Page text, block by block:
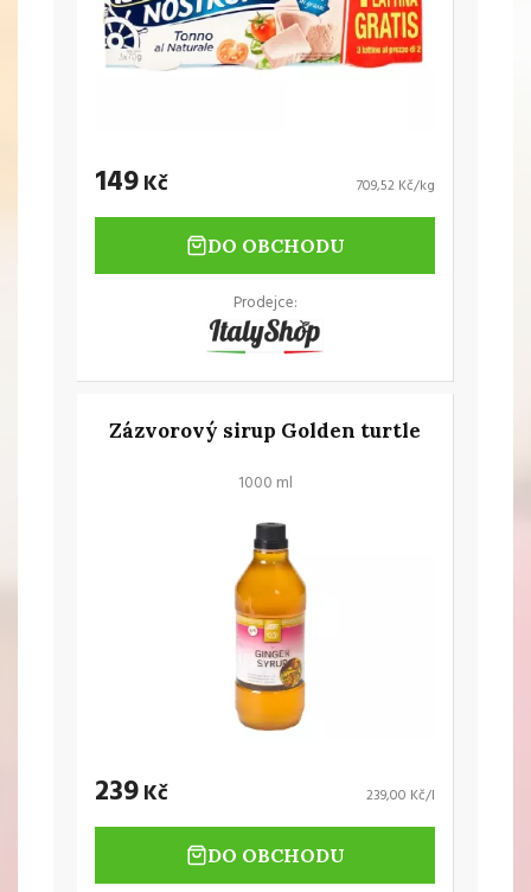
149Kč 709,52 Kč/kg
DO OBCHODU
Prodejce:
Zázvorový sirup Golden turtle
1000 ml
239Kč 239,00 Kč/l
DO OBCHODU